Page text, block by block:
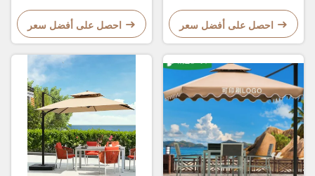
الشمسية الشمسية المظلة
2.7M
احصل على أفضل سعر
LED والشعار المخصص
احصل على أفضل سعر